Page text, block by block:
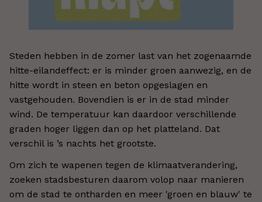
Steden hebben in de zomer last van het zogenaamde
hitte-eilandeffect: er is minder groen aanwezig, en de
hitte wordt in steen en beton opgeslagen en
vastgehouden. Bovendien is er in de stad minder
wind. De temperatuur kan daardoor verschillende
graden hoger liggen dan op het platteland. Dat
verschil is ’s nachts het grootste.
Om zich te wapenen tegen de klimaatverandering,
zoeken stadsbesturen daarom volop naar manieren
om de stad te ontharden en meer 'groen en blauw' te